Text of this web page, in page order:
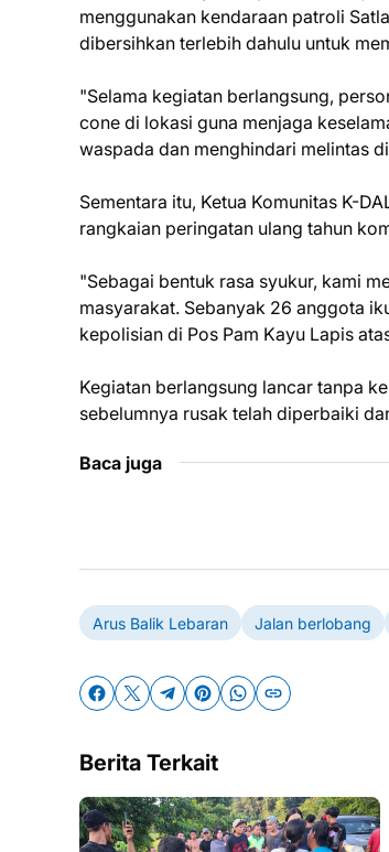
menggunakan kendaraan patroli
dibersihkan terlebih dahulu untuk
"Selama kegiatan berlangsung,
cone di lokasi guna menjaga
waspada dan menghindari melintas
Sementara itu, Ketua Komunitas K-
rangkaian peringatan ulang tahun
"Sebagai bentuk rasa syukur, kami
masyarakat. Sebanyak 26 anggota
kepolisian di Pos Pam Kayu Lapis
Kegiatan berlangsung lancar tanpa
sebelumnya rusak telah diperbaiki
Baca juga
Arus Balik Lebaran Jalan berlobang
Berita Terkait